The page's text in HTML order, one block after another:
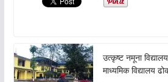
उत्कृष्ट नमूना
माध्यमिक विद्यालय